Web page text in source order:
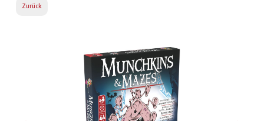
Zurück
Bildergalerie überspringen